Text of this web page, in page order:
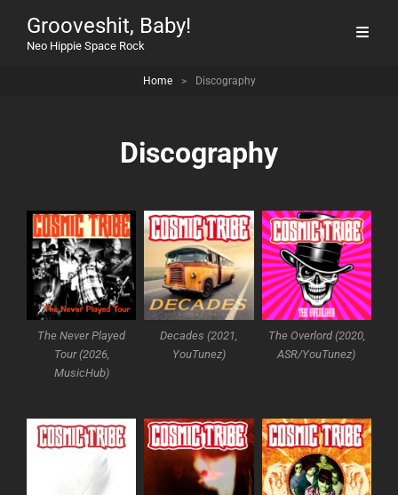
Grooveshit, Baby!
Neo Hippie Space Rock
Home > Discography
Discography
The Never Played
Tour (2026,
MusicHub)
Decades (2021,
YouTunez)
The Overlord (2020,
ASR/YouTunez)